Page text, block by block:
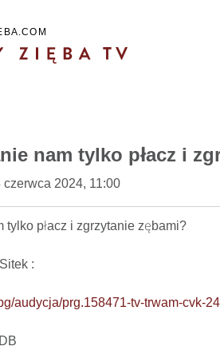
nam tylko płacz i
czerwca 2024, 11:00
tylko płacz i zgrzytanie zębami?
:
audycja/prg.158471-tv-trwam-cvk-